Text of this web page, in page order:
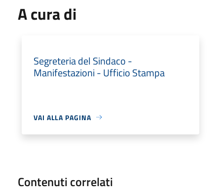
A cura di
Segreteria del Sindaco -
Manifestazioni - Ufficio Stampa
VAI ALLA PAGINA
Contenuti correlati